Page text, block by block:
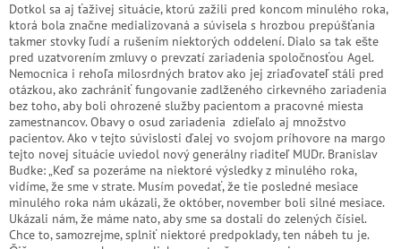
Dotkol sa aj ťaživej situácie, ktorú zažili pred koncom minulého roka,
ktorá bola značne medializovaná a súvisela s hrozbou prepúšťania
takmer stovky ľudí a rušením niektorých oddelení. Dialo sa tak ešte
pred uzatvorením zmluvy o prevzatí zariadenia spoločnosťou Agel.
Nemocnica i rehoľa milosrdných bratov ako jej zriaďovateľ stáli pred
otázkou, ako zachrániť fungovanie zadlženého cirkevného zariadenia
bez toho, aby boli ohrozené služby pacientom a pracovné miesta
zamestnancov. Obavy o osud zariadenia zdieľalo aj množstvo
pacientov. Ako v tejto súvislosti ďalej vo svojom príhovore na margo
tejto novej situácie uviedol nový generálny riaditeľ MUDr. Branislav
Budke: „Keď sa pozeráme na niektoré výsledky z minulého roka,
vidíme, že sme v strate. Musím povedať, že tie posledné mesiace
minulého roka nám ukázali, že október, november boli silné mesiace.
Ukázali nám, že máme nato, aby sme sa dostali do zelených čísiel.
Chce to, samozrejme, splniť niektoré predpoklady, ten nábeh tu je.